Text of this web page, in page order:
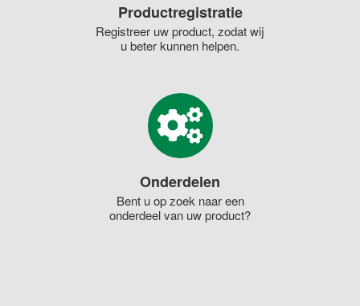
Productregistratie
Registreer uw product, zodat wij
u beter kunnen helpen.
Onderdelen
Bent u op zoek naar een
onderdeel van uw product?